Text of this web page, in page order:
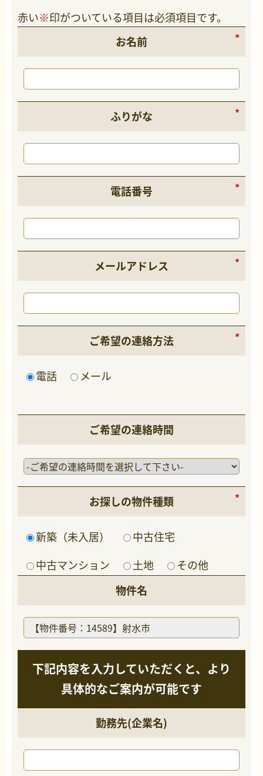
赤い※印がついている項目は必須項目です。
お名前
ふりがな
電話番号
メールアドレス
ご希望の連絡方法
電話 メール
ご希望の連絡時間
お探しの物件種類
新築（未入居）
中古住宅
中古マンション
土地
その他
物件名
下記内容を入力していただくと、より
具体的なご案内が可能です
勤務先(企業名)